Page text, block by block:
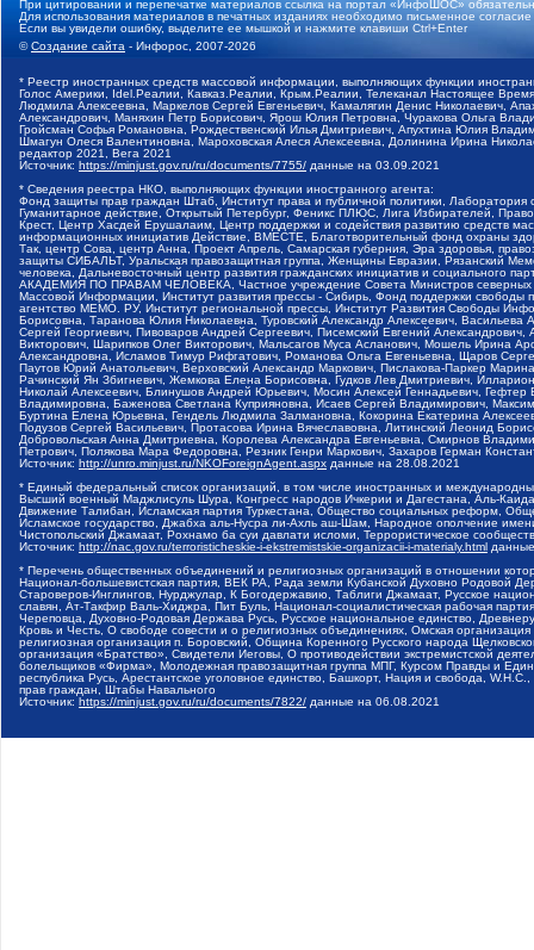
При цитировании и перепечатке материалов ссылка на портал «ИнфоШОС»
Для использования материалов в печатных изданиях необходимо письменное
Если вы увидели ошибку, выделите ее мышкой и нажмите клавиши Ctrl+Enter
©Создание сайта - Инфорос, 2007-2026
* Реестр иностранных средств массовой информации, выполняющих функции
Голос Америки, Idel.Реалии, Кавказ.Реалии, Крым.Реалии, Телеканал Настоящее
Людмила Алексеевна, Маркелов Сергей Евгеньевич, Камалягин Денис Николаевич,
Александрович, Маняхин Петр Борисович, Ярош Юлия Петровна, Чуракова Ольга
Гройсман Софья Романовна, Рождественский Илья Дмитриевич, Апухтина Юлия
Шмагун Олеся Валентиновна, Мароховская Алеся Алексеевна, Долинина Ирина
редактор 2021, Вега 2021
Источник: https://minjust.gov.ru/ru/documents/7755/ данные на 03.09.2021
* Сведения реестра НКО, выполняющих функции иностранного агента:
Фонд защиты прав граждан Штаб, Институт права и публичной политики,
Гуманитарное действие, Открытый Петербург, Феникс ПЛЮС, Лига Избирателей,
Крест, Центр Хасдей Ерушалаим, Центр поддержки и содействия развитию средств
информационных инициатив Действие, ВМЕСТЕ, Благотворительный фонд охраны
Так, центр Сова, центр Анна, Проект Апрель, Самарская губерния, Эра здоровья,
защиты СИБАЛЬТ, Уральская правозащитная группа, Женщины Евразии, Рязанский
человека, Дальневосточный центр развития гражданских инициатив и социального
АКАДЕМИЯ ПО ПРАВАМ ЧЕЛОВЕКА, Частное учреждение Совета Министров северных
Массовой Информации, Институт развития прессы - Сибирь, Фонд поддержки
агентство МЕМО. РУ, Институт региональной прессы, Институт Развития Свободы
Борисовна, Таранова Юлия Николаевна, Туровский Александр Алексеевич,
Сергей Георгиевич, Пивоваров Андрей Сергеевич, Писемский Евгений
Викторович, Шарипков Олег Викторович, Мальсагов Муса Асланович, Мошель Ирина
Александровна, Исламов Тимур Рифгатович, Романова Ольга Евгеньевна, Щаров
Паутов Юрий Анатольевич, Верховский Александр Маркович, Пислакова-Паркер
Рачинский Ян Збигневич, Жемкова Елена Борисовна, Гудков Лев Дмитриевич,
Николай Алексеевич, Блинушов Андрей Юрьевич, Мосин Алексей Геннадьевич,
Владимировна, Баженова Светлана Куприяновна, Исаев Сергей Владимирович,
Буртина Елена Юрьевна, Гендель Людмила Залмановна, Кокорина Екатерина
Подузов Сергей Васильевич, Протасова Ирина Вячеславовна, Литинский Леонид
Добровольская Анна Дмитриевна, Королева Александра Евгеньевна, Смирнов
Петрович, Полякова Мара Федоровна, Резник Генри Маркович, Захаров Герман
Источник: http://unro.minjust.ru/NKOForeignAgent.aspx данные на 28.08.2021
* Единый федеральный список организаций, в том числе иностранных и
Высший военный Маджлисуль Шура, Конгресс народов Ичкерии и Дагестана, Аль-
Движение Талибан, Исламская партия Туркестана, Общество социальных реформ,
Исламское государство, Джабха аль-Нусра ли-Ахль аш-Шам, Народное ополчение
Чистопольский Джамаат, Рохнамо ба суи давлати исломи, Террористическое
Источник: http://nac.gov.ru/terroristicheskie-i-ekstremistskie-organizacii-i-materialy.html
* Перечень общественных объединений и религиозных организаций в отношении
Национал-большевистская партия, ВЕК РА, Рада земли Кубанской Духовно Родовой
Староверов-Инглингов, Нурджулар, К Богодержавию, Таблиги Джамаат, Русское
славян, Ат-Такфир Валь-Хиджра, Пит Буль, Национал-социалистическая рабочая
Череповца, Духовно-Родовая Держава Русь, Русское национальное единство,
Кровь и Честь, О свободе совести и о религиозных объединениях, Омская
религиозная организация п. Боровский, Община Коренного Русского народа
организация «Братство», Свидетели Иеговы, О противодействии экстремистской
болельщиков «Фирма», Молодежная правозащитная группа МПГ, Курсом Правды и
республика Русь, Арестантское уголовное единство, Башкорт, Нация и свобода,
прав граждан, Штабы Навального
Источник: https://minjust.gov.ru/ru/documents/7822/ данные на 06.08.2021